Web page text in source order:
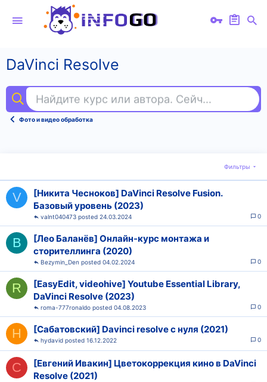
DaVinci Resolve
Найдите курс или автора. Сейчас ищут
Фото и видео обработка
Фильтры
V
[Никита Чесноков] DaVinci Resolve Fusion.
Базовый уровень (2023)
0
24.03.2024
valnt040473
B
[Лео Баланёв] Онлайн-курс монтажа и
сторителлинга (2020)
0
04.02.2024
Bezymin_Den
R
[EasyEdit, videohive] Youtube Essential Library,
DaVinci Resolve (2023)
0
04.08.2023
roma-777ronaldo
H [Сабатовский] Davinci resolve с нуля (2021)
0
16.12.2022
hydavid
C
[Евгений Ивакин] Цветокоррекция кино в DaVinci
Resolve (2021)